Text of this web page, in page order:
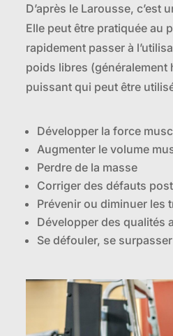
D’après le Larousse, c’est
Elle peut être pratiquée au
rapidement passer à
poids libres (généralement
puissant qui peut être
Développer la force
Augmenter le volume
Perdre de la masse
Corriger des défauts
Prévenir ou diminuer les
Développer des qualités
Se défouler, se